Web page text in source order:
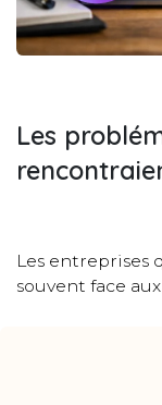
Les
Les entreprises
souvent face